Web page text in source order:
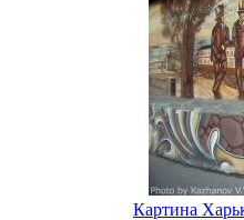
Картина